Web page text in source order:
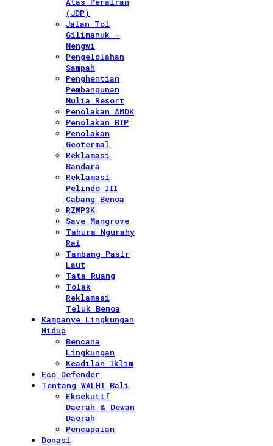
(JDP)
Jalan Tol
Gilimanuk –
Mengwi
Pengelolahan
Sampah
Penghentian
Pembangunan
Mulia Resort
Penolakan AMDK
Penolakan BIP
Penolakan
Geotermal
Reklamasi
Bandara
Reklamasi
Pelindo III
Cabang Benoa
RZWP3K
Save Mangrove
Tahura Ngurahy
Rai
Tambang Pasir
Laut
Tata Ruang
Tolak
Reklamasi
Teluk Benoa
Kampanye Lingkungan
Hidup
Bencana
Lingkungan
Keadilan Iklim
Eco Defender
Tentang WALHI Bali
Eksekutif
Daerah & Dewan
Daerah
Pencapaian
Donasi